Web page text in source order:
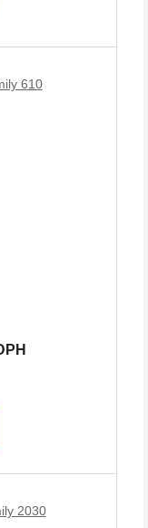
610
2030